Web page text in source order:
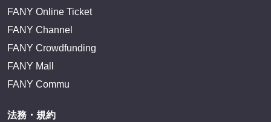
FANY Online Ticket
FANY Channel
FANY Crowdfunding
FANY Mall
FANY Commu
法務・規約